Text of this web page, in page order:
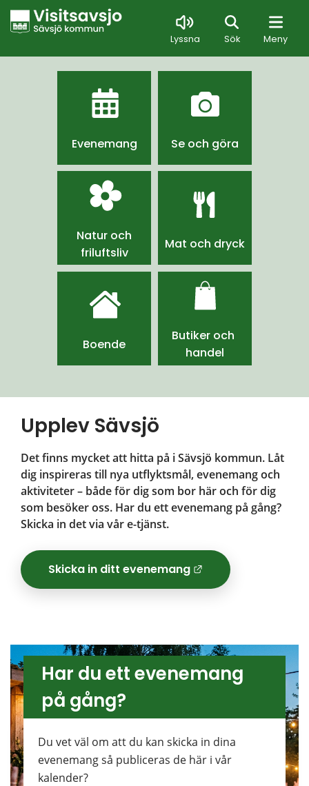
Lyssna Sök Meny
Sök
Evenemang Se och göra
Natur och
friluftsliv
Mat och dryck
Boende
Butiker och
handel
Upplev Sävsjö
Det finns mycket att hitta på i Sävsjö kommun. Låt
dig inspireras till nya utflyktsmål, evenemang och
aktiviteter – både för dig som bor här och för dig
som besöker oss. Har du ett evenemang på gång?
Skicka in det via vår e-tjänst.
Skicka in ditt evenemang
Har du ett evenemang
på gång?
Du vet väl om att du kan skicka in dina
evenemang så publiceras de här i vår
kalender?